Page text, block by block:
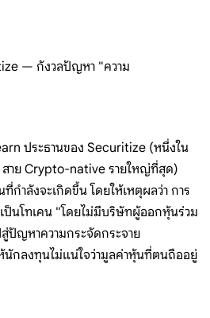
— กังวลปัญหา "ความ
ประธานของ Securitize (หนึ่งใน
าย Crypto-native รายใหญ่ที่สุด)
กำลังจะเกิดขึ้น โดยให้เหตุผลว่า การ
นโทเคน "โดยไม่มีบริษัทผู้ออกหุ้นร่วม
ปัญหาความกระจัดกระจาย
กลงทุนไม่แน่ใจว่ามูลค่าหุ้นที่ตนถืออยู่